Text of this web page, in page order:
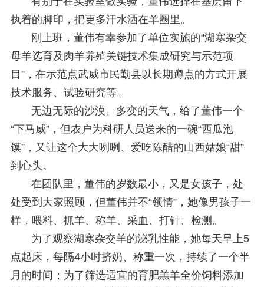
执着的脚印，把更多汗水洒在羊圈里。
刚上班，董伟有幸参加了单位实施的“湖寒杂交
母羊选育及肉羊养殖关键技术集成研究与示范项
目”，在示范点武威市民勤县以长期蹲点的方式开展
技术服务、试验研究等。
无边无际的沙漠、多变的天气，给了董伟一个
“下马威”，但农户为科研人员送来的一碗“西瓜泡
馍”，又让这个大大咧咧、爱吃陈醋的山西姑娘“甜”
到心头。
在团队里，董伟的岁数最小，又是女孩子，处
处受到大家照顾，但董伟并不“领情”，她像男孩子一
样，喂料、抓羊、称羊、采血、打针、检测。
为了观察湖寒杂交羊的泌乳性能，她每天早上5
点起床，每隔4小时挤奶、称重一次，持续了一个半
月的时间；为了筛选适宜的育肥羔羊全价饲料添加